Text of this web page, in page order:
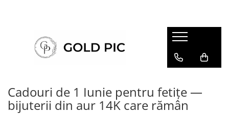
Cadouri de 1 Iunie pentru fetițe —
bijuterii din aur 14K care rămân